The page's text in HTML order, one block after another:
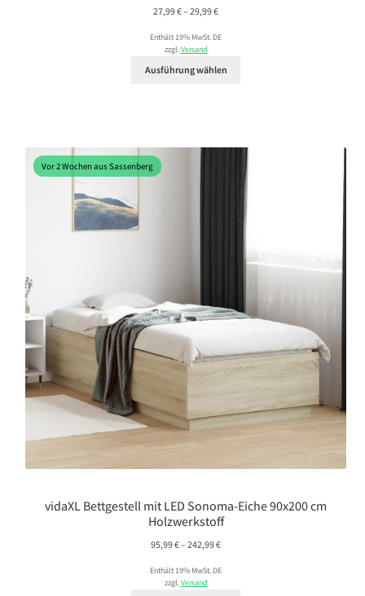
27,99€– 29,99€Preisspanne:
bis
Enthält 19% MwSt. DE
zzgl.Versand
Ausführung wählen
Vor 2 Wochen aus Sassenberg
vidaXL Bettgestell mit LED Sonoma-Eiche 90x200 cm
Holzwerkstoff
95,99€– 242,99€Preisspanne:
bis
Enthält 19% MwSt. DE
zzgl.Versand